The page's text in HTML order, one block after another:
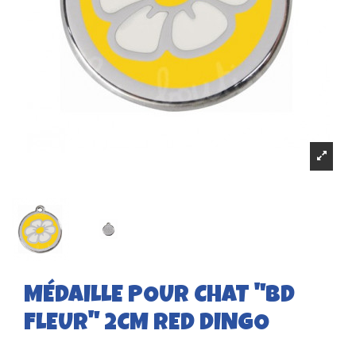
MÉDAILLE POUR CHAT "BD
FLEUR" 2CM RED DINGO